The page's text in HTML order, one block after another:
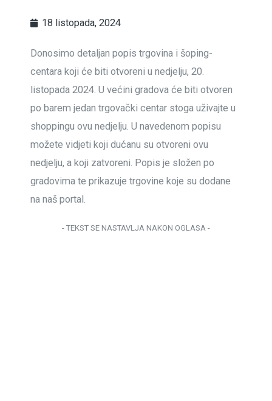
18 listopada, 2024
Donosimo detaljan popis trgovina i šoping-
centara koji će biti otvoreni u nedjelju, 20.
listopada 2024. U većini gradova će biti otvoren
po barem jedan trgovački centar stoga uživajte u
shoppingu ovu nedjelju. U navedenom popisu
možete vidjeti koji dućanu su otvoreni ovu
nedjelju, a koji zatvoreni. Popis je složen po
gradovima te prikazuje trgovine koje su dodane
na naš portal.
- TEKST SE NASTAVLJA NAKON OGLASA -